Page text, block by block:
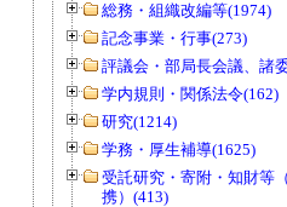
総務・組織改編等(1974)
記念事業・行事(273)
評議会・部局長会議、諸
学内規則・関係法令(162)
研究(1214)
学務・厚生補導(1625)
受託研究・寄附・知財等
携）(413)